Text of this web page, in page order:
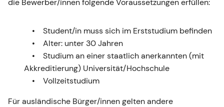
Student/in muss sich im Erststudium befinden
Alter: unter 30 Jahren
Studium an einer staatlich anerkannten (mit
Akkreditierung) Universität/Hochschule
Vollzeitstudium
Für ausländische Bürger/innen gelten andere